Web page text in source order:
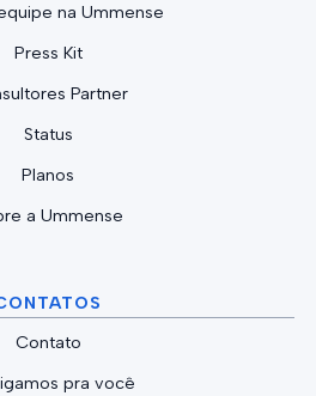
na Ummense
Press Kit
Partner
Status
Planos
a Ummense
Contato
pra você